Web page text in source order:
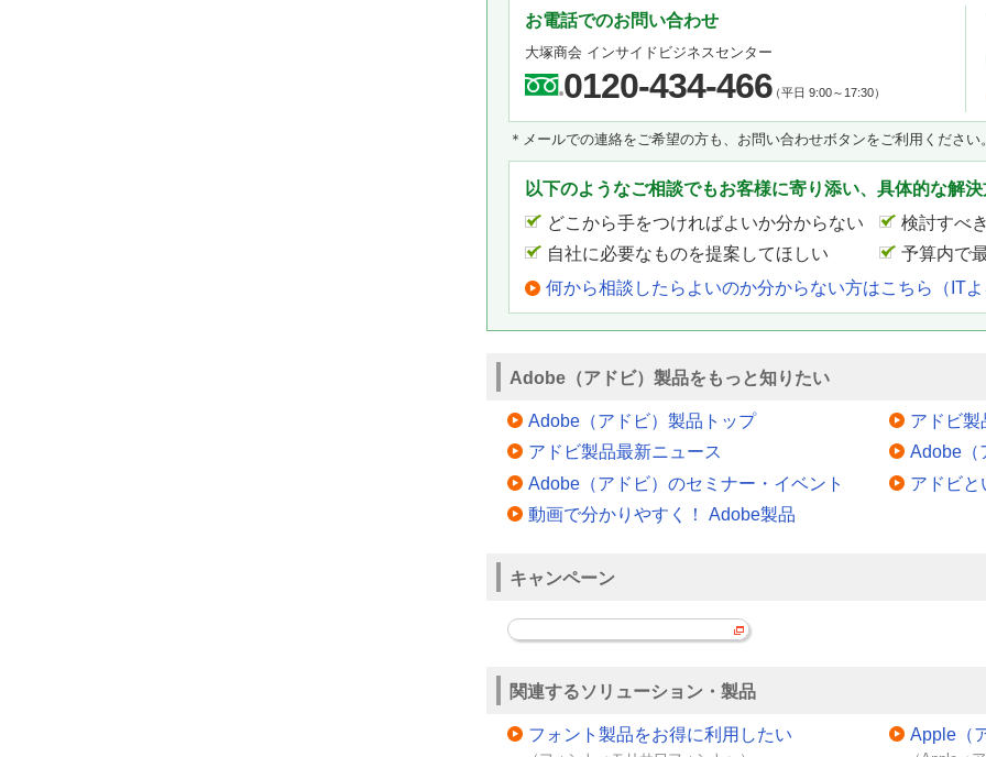
お電話でのお問い合わせ
大塚商会 インサイドビジネスセンター
0120-434-466（平日 9:00～17:30）
＊メールでの連絡をご希望の方も、お問い合わせボタンをご利用ください。
以下のようなご相談でもお客様に寄り添い、具体的な解
どこから手をつければよいか分からない
検討すべ
自社に必要なものを提案してほしい
予算内で
何から相談したらよいのか分からない方はこちら（ITよ
Adobe（アドビ）製品をもっと知りたい
Adobe（アドビ）製品トップ
アドビ製品最新ニュース
Adobe（アドビ）のセミナー・イベント
動画で分かりやすく！ Adobe製品
アドビ製
Adobe（
アドビと
キャンペーン
関連するソリューション・製品
フォント製品をお得に利用したい Apple（